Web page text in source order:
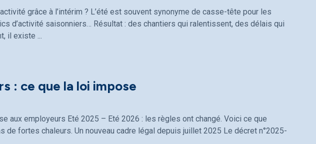
grâce à l’intérim ? L’été est souvent synonyme de casse-tête pour les
d’activité saisonniers… Résultat : des chantiers qui ralentissent, des délais qui
il existe
: ce que la loi impose
aux employeurs Eté 2025 – Eté 2026 : les règles ont changé. Voici ce que
de fortes chaleurs. Un nouveau cadre légal depuis juillet 2025 Le décret n°2025-